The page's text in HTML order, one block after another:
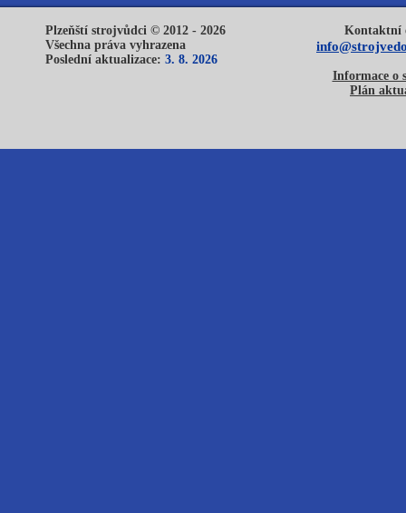
Plzeňští strojvůdci © 2012 - 2026
Všechna práva vyhrazena
Poslední aktualizace: 3. 8. 2026
Kontaktní
Informace o
Plán